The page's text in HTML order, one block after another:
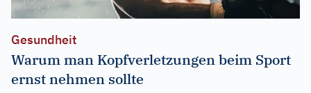
Gesundheit
Warum man Kopfverletzungen beim Sport
ernst nehmen sollte